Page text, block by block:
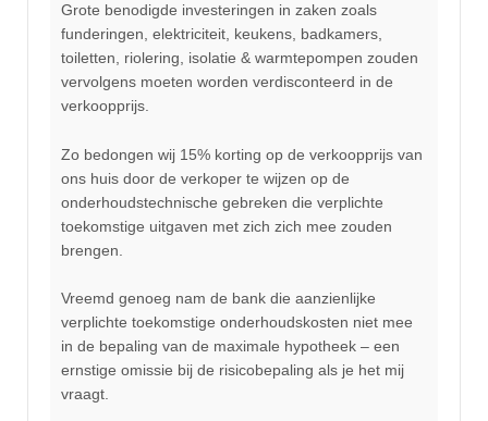
Grote benodigde investeringen in zaken zoals
funderingen, elektriciteit, keukens, badkamers,
toiletten, riolering, isolatie & warmtepompen zouden
vervolgens moeten worden verdisconteerd in de
verkoopprijs.
Zo bedongen wij 15% korting op de verkoopprijs van
ons huis door de verkoper te wijzen op de
onderhoudstechnische gebreken die verplichte
toekomstige uitgaven met zich zich mee zouden
brengen.
Vreemd genoeg nam de bank die aanzienlijke
verplichte toekomstige onderhoudskosten niet mee
in de bepaling van de maximale hypotheek – een
ernstige omissie bij de risicobepaling als je het mij
vraagt.